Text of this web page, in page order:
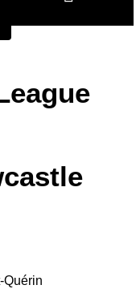
Quérin